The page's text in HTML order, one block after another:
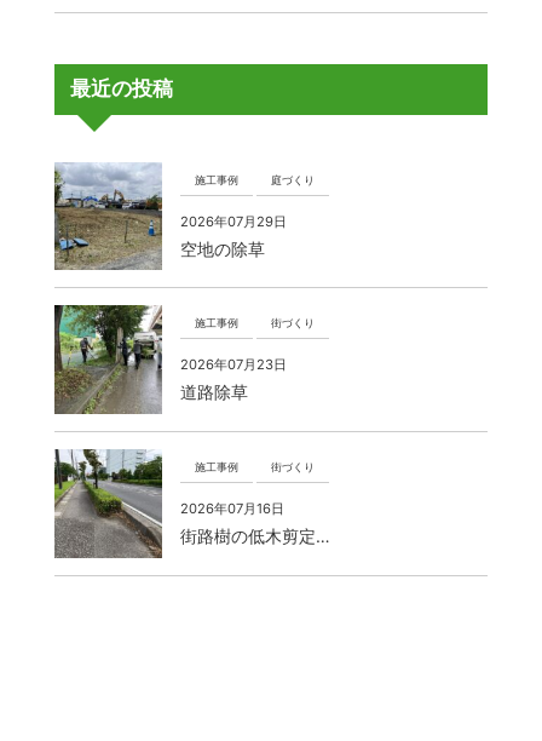
最近の投稿
施工事例 庭づくり
2026年07月29日
空地の除草
施工事例 街づくり
2026年07月23日
道路除草
施工事例 街づくり
2026年07月16日
街路樹の低木剪定…